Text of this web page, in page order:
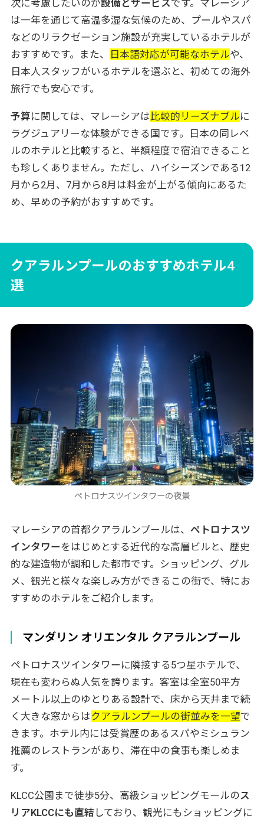
フォーシーズンズ リゾート ランカウイ
ザ リッツ・カールトン ランカウイ
実際にマレーシアを訪れたお客様の声
マレーシア旅行のベストシーズンとホテル予約
のコツ
とポイント
トラベル・スタンダード・ジャパンで叶える理
想のマレーシア旅行
当社のマレーシアツアーはアレンジ自由自在！
次に考慮したいのが設備とサービスです。マレーシア
は一年を通じて高温多湿な気候のため、プールやスパ
などのリラクゼーション施設が充実しているホテルが
おすすめです。また、
日本語対応が可能なホテルや、
日本人スタッフがいるホテルを選ぶと、初めての海外
旅行でも安心です。
予算に関しては、マレーシアは 比較的リーズナブルに
ラグジュアリーな体験ができる国です。日本の同レベ
ルのホテルと比較すると、半額程度で宿泊できること
も珍しくありません。ただし、ハイシーズンである12
月から2月、7月から8月は料金が上がる傾向にあるた
め、早めの予約がおすすめです。
クアラルンプールのおすすめホテル4
選
ペトロナスツインタワーの夜景
マレーシアの首都クアラルンプールは、 ペトロナスツ
インタワーをはじめとする近代的な高層ビルと、歴史
的な建造物が調和した都市です。ショッピング、グル
メ、観光と様々な楽しみ方ができるこの街で、特にお
すすめのホテルをご紹介します。
マンダリン オリエンタル クアラルンプール
ペトロナスツインタワーに隣接する5つ星ホテルで、
現在も変わらぬ人気を誇ります。客室は全室50平方
メートル以上のゆとりある設計で、床から天井まで続
く大きな窓からはクアラルンプールの街並みを一望で
きます。ホテル内には受賞歴のあるスパやミシュラン
推薦のレストランがあり、滞在中の食事も楽しめま
す。
KLCC公園まで徒歩5分、高級ショッピングモールのス
リアKLCCにも直結しており、観光にもショッピングに